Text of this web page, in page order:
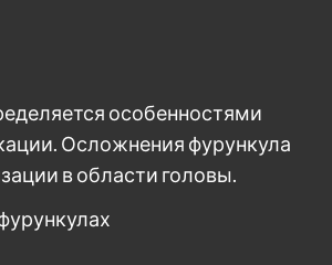
особенностями
Осложнения фурункула
в области головы.